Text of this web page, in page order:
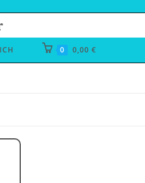
0 0,00 €